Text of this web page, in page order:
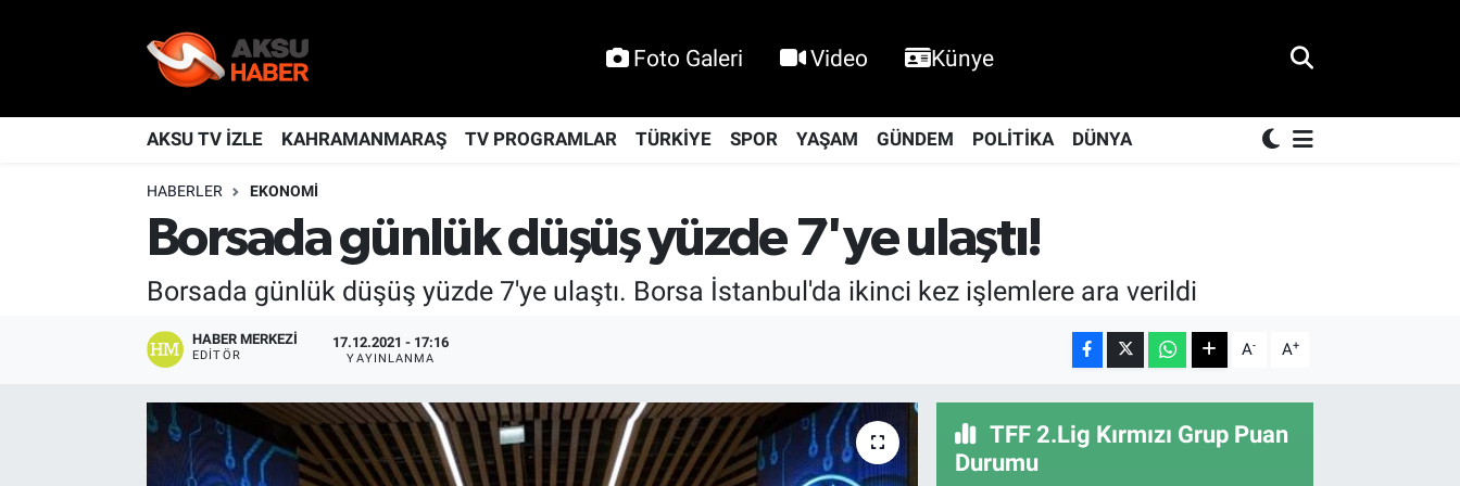
Foto Galeri Video Künye
AKSU TV İZLE KAHRAMANMARAŞ TV PROGRAMLAR TÜRKİYE SPOR YAŞAM GÜNDEM POLİTİKA DÜNYA
HABERLER EKONOMİ
Borsada günlük düşüş yüzde 7'ye ulaştı!
Borsada günlük düşüş yüzde 7'ye ulaştı. Borsa İstanbul'da ikinci kez işlemlere ara verildi
HABER MERKEZI
EDITÖR
17.12.2021 - 17:16
YAYINLANMA A- A+
TFF 2.Lig Kırmızı Grup Puan
Durumu
KAHRAMANMARAŞ
Nöbetçi Eczaneler
Hava Durumu
Kahramanmaraş Namaz Vakitleri
Trafik Durumu
TFF 2.Lig Kırmızı Grup Puan Durumu ve Fikstür
Tüm Manşetler
Son Dakika Haberleri